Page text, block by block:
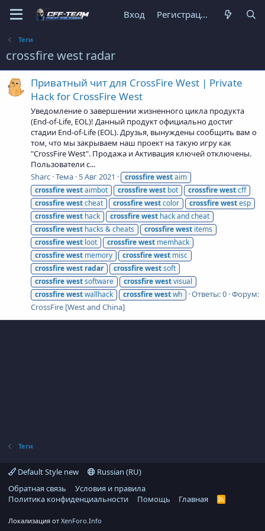
Вход Регистрация
Теги
crossfire west radar
Приватный чит для CrossFire West | Private
Hack for CrossFire West
Уведомление о завершении жизненного цикла продукта
(End-of-Life, EOL)! Данный продукт официально достиг
стадии End-of-Life (EOL). Друзья, вынуждены сообщить вам о
том, что мы закрываем наш проект на такую игру как
"CrossFire West". Продажа и Активация ключей отключены.
Пользователи с...
Sharc Тема 5 Авг 2021 crossfirewestaim
crossfirewestaimbot crossfirewest bot crossfirewestcff
crossfirewestcheat crossfirewestcolor crossfirewestesp
crossfirewest hack crossfirewest hack and cheat
crossfirewest hacks & cheats crossfirewest items
crossfirewest loot crossfirewest memhack
crossfirewest memory crossfirewest misc
crossfirewest radar crossfirewestsoft
crossfirewestsoftware crossfirewestvisual
crossfirewestwallhack crossfirewestwh Ответы: 0 Форум:
CrossFire [West and China]
Теги
Default Style new
Russian (RU)
Обратная связь
Условия и правила
Политика конфиденциальности
Помощь Главная
R
Локализация от XenForo.Info